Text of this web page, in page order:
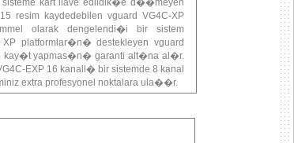
kart ilave edildik�e d��meyen
kaydedebilen vguard VG4C-XP
olarak dengelendi�i bir sistem
platformlar�n� destekleyen vguard
kay�t yapmas�n� garanti alt�na al�r.
EXP 16 kanall� bir sistemde 8 kanal
extra profesyonel noktalara ula��r.